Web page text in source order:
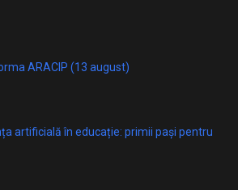
ARACIP (13 august)
artificială în educație: primii pași pentru